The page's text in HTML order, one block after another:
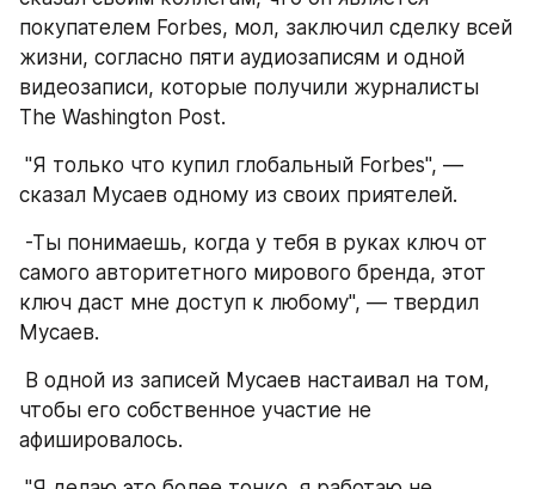
покупателем Forbes, мол, заключил сделку всей
жизни, согласно пяти аудиозаписям и одной
видеозаписи, которые получили журналисты
The Washington Post.
сказал Мусаев одному из своих приятелей.
самого авторитетного мирового бренда, этот
ключ даст мне доступ к любому", — твердил
Мусаев.
чтобы его собственное участие не
афишировалось.